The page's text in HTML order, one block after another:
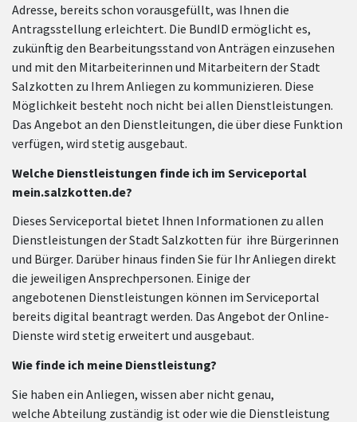
Adresse, bereits schon vorausgefüllt, was Ihnen die
Antragsstellung erleichtert. Die BundID ermöglicht es,
zukünftig den Bearbeitungsstand von Anträgen einzusehen
und mit den Mitarbeiterinnen und Mitarbeitern der Stadt
Salzkotten zu Ihrem Anliegen zu kommunizieren. Diese
Möglichkeit besteht noch nicht bei allen Dienstleistungen.
Das Angebot an den Dienstleitungen, die über diese Funktion
verfügen, wird stetig ausgebaut.
Welche Dienstleistungen finde ich im Serviceportal
mein.salzkotten.de?
Dieses Serviceportal bietet Ihnen Informationen zu allen
Dienstleistungen der Stadt Salzkotten für ihre Bürgerinnen
und Bürger. Darüber hinaus finden Sie für Ihr Anliegen direkt
die jeweiligen Ansprechpersonen. Einige der
angebotenen Dienstleistungen können im Serviceportal
bereits digital beantragt werden. Das Angebot der Online-
Dienste wird stetig erweitert und ausgebaut.
Wie finde ich meine Dienstleistung?
Sie haben ein Anliegen, wissen aber nicht genau,
welche Abteilung zuständig ist oder wie die Dienstleistung